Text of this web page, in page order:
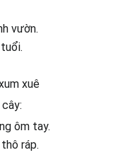
vườn.
xuê
ôm tay.
ráp.